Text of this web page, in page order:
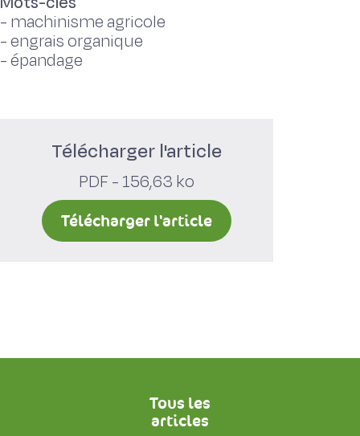
- machinisme agricole
-engrais organique
-épandage
Télécharger l'article
PDF - 156,63 ko
Télécharger l'article
Tous les
articles